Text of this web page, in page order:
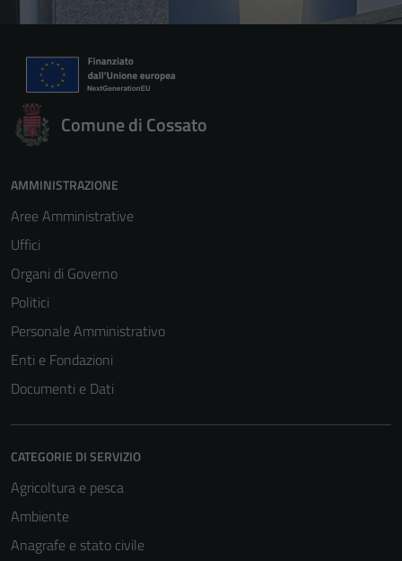
Comune di Cossato
AMMINISTRAZIONE
Aree Amministrative
Uffici
Organi di Governo
Politici
Personale Amministrativo
Enti e Fondazioni
Documenti e Dati
CATEGORIE DI SERVIZIO
Agricoltura e pesca
Ambiente
Anagrafe e stato civile
sono necessari